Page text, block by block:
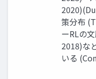
策分布
ーRLの
2018)な
いる